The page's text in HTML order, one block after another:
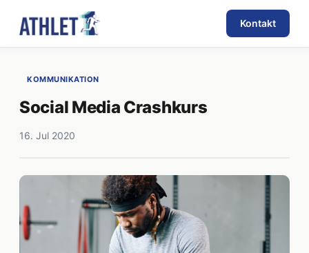
Kontakt
KOMMUNIKATION
Social Media Crashkurs
16. Jul 2020